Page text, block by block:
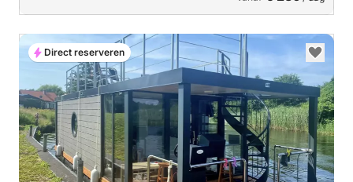
Direct reserveren